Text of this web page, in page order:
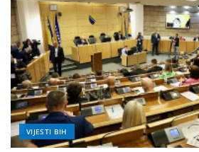
VIJESTI BIH